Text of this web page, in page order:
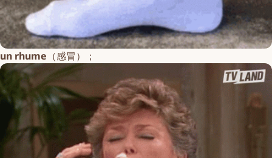
un rhume （感冒）；